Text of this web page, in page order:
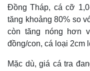
Đồng Tháp, cá cỡ
tăng khoảng 80% so
còn tăng nóng hơn
đồng/con, cá loại 2cm
Mặc dù, giá cá tra